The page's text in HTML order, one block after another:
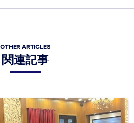
OTHER ARTICLES
関連記事